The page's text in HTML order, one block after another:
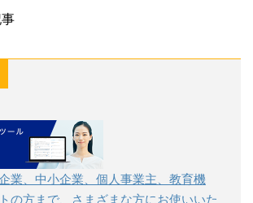
業、中小企業、個人事業主、教育機
の方まで、さまざまな方にお使いいた